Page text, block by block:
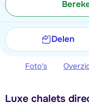
Delen
Foto's
Luxe chalets